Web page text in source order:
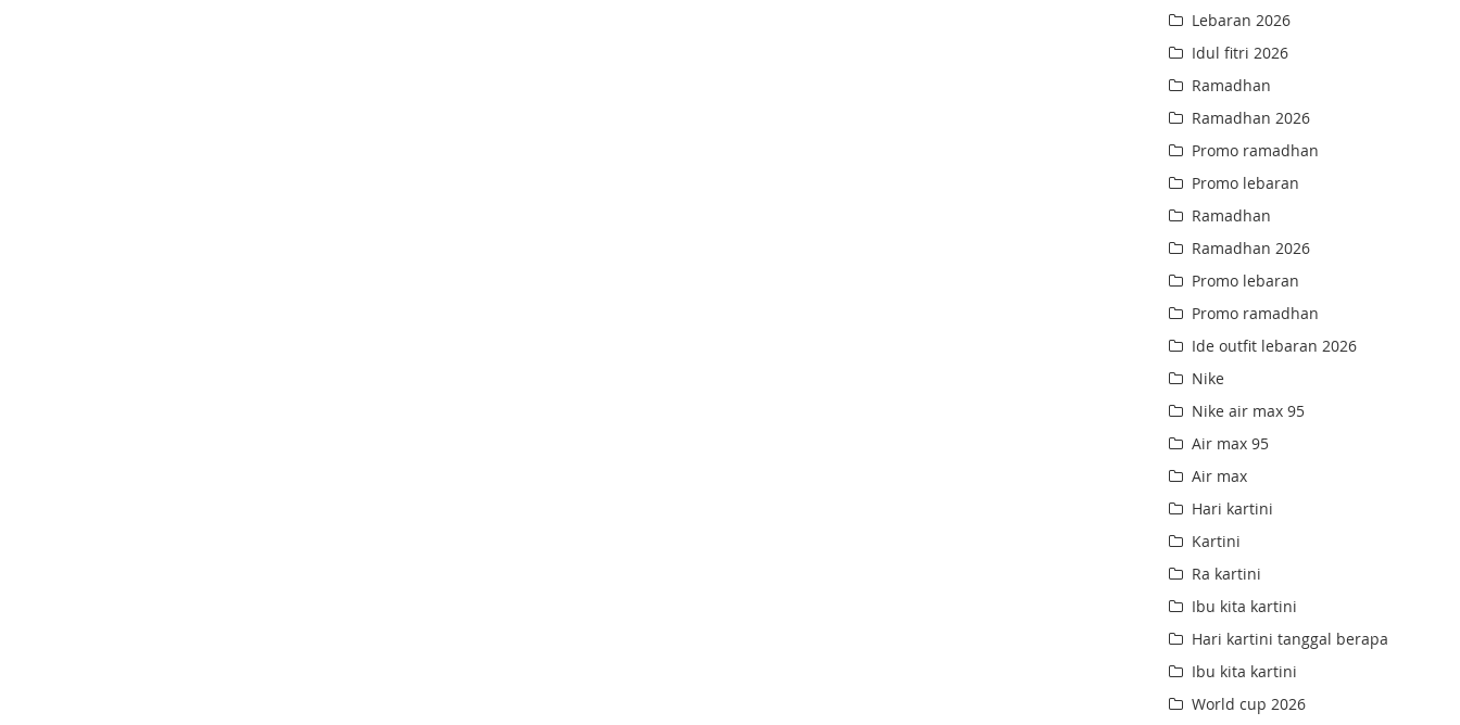
Lebaran 2026
Idul fitri 2026
Ramadhan
Ramadhan 2026
Promo ramadhan
Promo lebaran
Ramadhan
Ramadhan 2026
Promo lebaran
Promo ramadhan
Ide outfit lebaran 2026
Nike
Nike air max 95
Air max 95
Air max
Hari kartini
Kartini
Ra kartini
Ibu kita kartini
Hari kartini tanggal berapa
Ibu kita kartini
World cup 2026